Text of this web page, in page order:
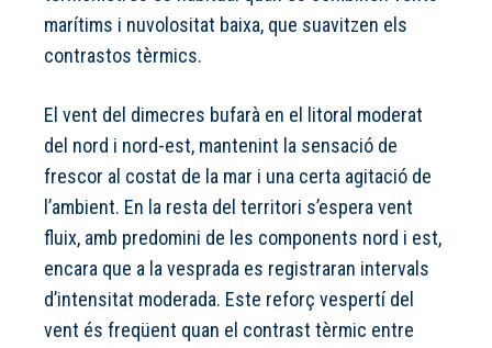
marítims i nuvolositat baixa, que suavitzen els
contrastos tèrmics.
El vent del dimecres bufarà en el litoral moderat
del nord i nord-est, mantenint la sensació de
frescor al costat de la mar i una certa agitació de
l’ambient. En la resta del territori s’espera vent
fluix, amb predomini de les components nord i est,
encara que a la vesprada es registraran intervals
d’intensitat moderada. Este reforç vespertí del
vent és freqüent quan el contrast tèrmic entre